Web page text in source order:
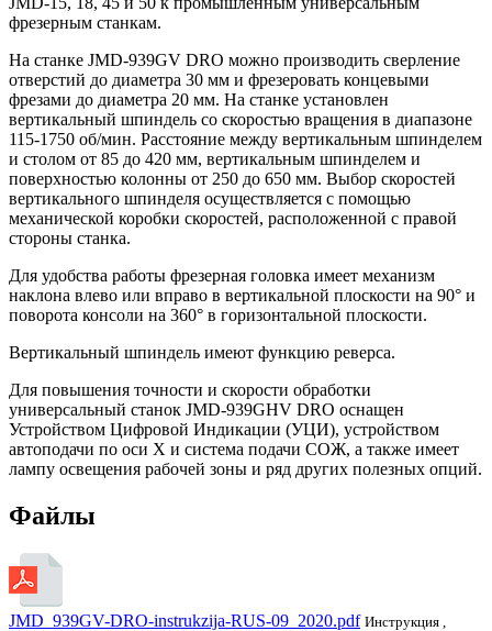
фрезерным станкам.
На станке JMD-939GV DRO можно производить сверление
отверстий до диаметра 30 мм и фрезеровать концевыми
фрезами до диаметра 20 мм. На станке установлен
вертикальный шпиндель со скоростью вращения в диапазоне
115-1750 об/мин. Расстояние между вертикальным шпинделем
и столом от 85 до 420 мм, вертикальным шпинделем и
поверхностью колонны от 250 до 650 мм. Выбор скоростей
вертикального шпинделя осуществляется с помощью
механической коробки скоростей, расположенной с правой
стороны станка.
Для удобства работы фрезерная головка имеет механизм
наклона влево или вправо в вертикальной плоскости на 90° и
поворота консоли на 360° в горизонтальной плоскости.
Вертикальный шпиндель имеют функцию реверса.
Для повышения точности и скорости обработки
универсальный станок JMD-939GHV DRO оснащен
Устройством Цифровой Индикации (УЦИ), устройством
автоподачи по оси X и система подачи СОЖ, а также имеет
лампу освещения рабочей зоны и ряд других полезных опций.
Файлы
JMD_939GV-DRO-instrukzija-RUS-09_2020.pdf Инструкция ,